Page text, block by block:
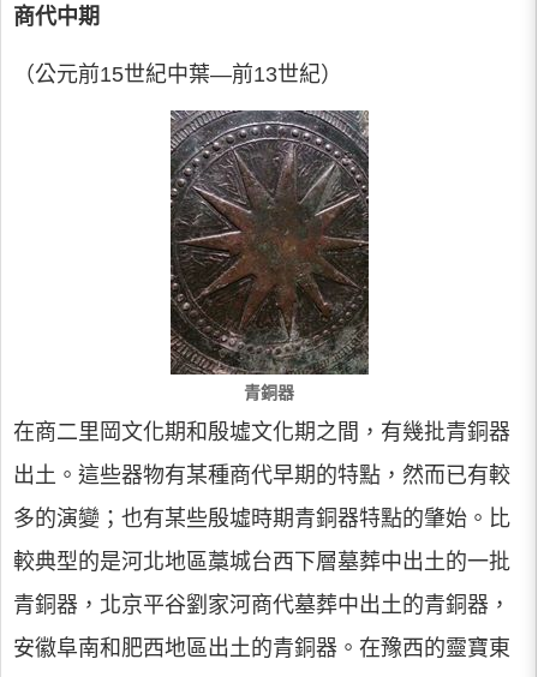
商代中期
（公元前15世紀中葉—前13世紀）
青銅器
在商二里岡文化期和殷墟文化期之間，有幾批青銅器
出土。這些器物有某種商代早期的特點，然而已有較
多的演變；也有某些殷墟時期青銅器特點的肇始。比
較典型的是河北地區藁城台西下層墓葬中出土的一批
青銅器，北京平谷劉家河商代墓葬中出土的青銅器，
安徽阜南和肥西地區出土的青銅器。在豫西的靈寶東